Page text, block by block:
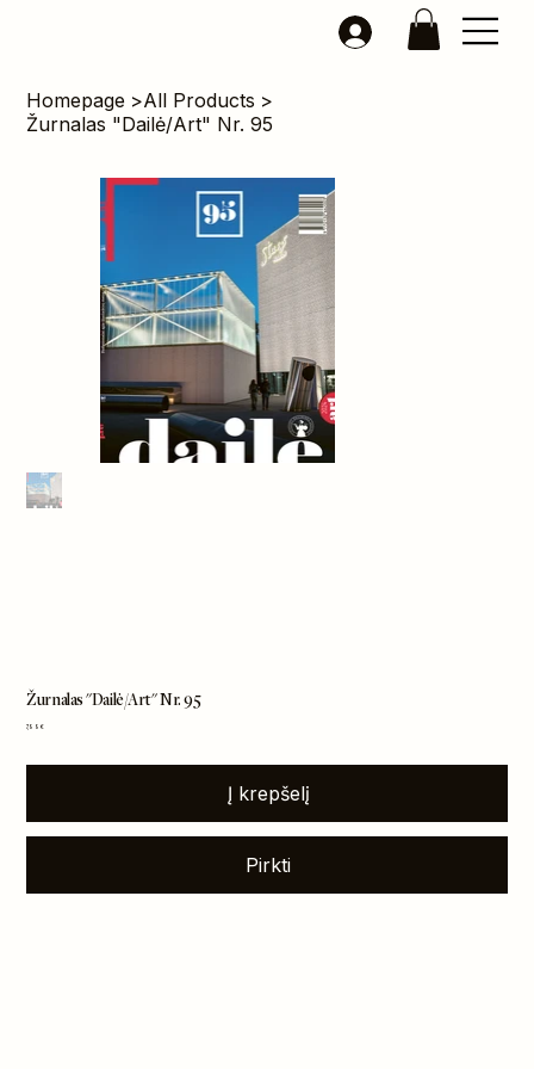
Homepage >All Products >
Žurnalas "Dailė/Art" Nr. 95
Žurnalas "Dailė/Art" Nr. 95
Kaina
7,99 €
Į krepšelį
Pirkti